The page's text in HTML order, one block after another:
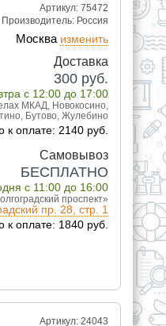
Артикул: 75472
Производитель: Россия
Москва изменить
Доставка
300 руб.
с 12:00 до 17:00
МКАД, Новокосино,
Бутово, Жулебино
к оплате: 2140 руб.
Самовывоз
БЕСПЛАТНО
с 11:00 до 16:00
проспект»
пр. 28, стр. 1
к оплате: 1840 руб.
Артикул: 24043